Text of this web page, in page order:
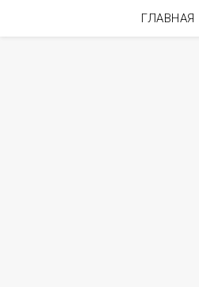
ГЛАВНАЯ